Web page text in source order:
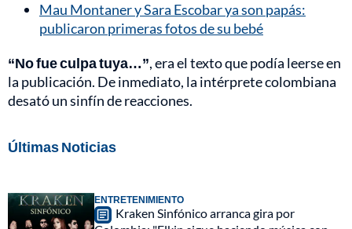
Mau Montaner y Sara Escobar ya son papás:
publicaron primeras fotos de su bebé
“No fue culpa tuya…”, era el texto que podía leerse en
la publicación. De inmediato, la intérprete colombiana
desató un sinfín de reacciones.
Últimas Noticias
ENTRETENIMIENTO
Kraken Sinfónico arranca gira por